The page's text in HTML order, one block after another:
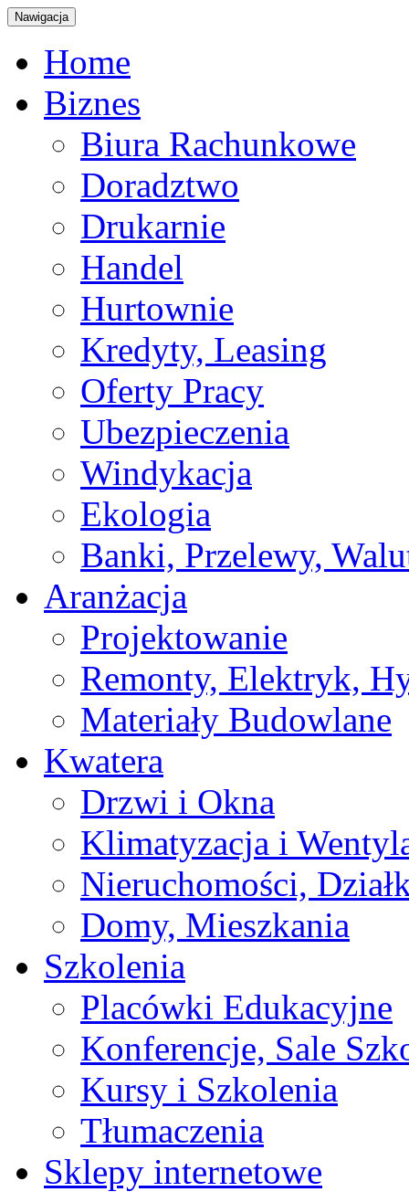
Nawigacja
Home
Biznes
Biura Rachunkowe
Doradztwo
Drukarnie
Handel
Hurtownie
Kredyty, Leasing
Oferty Pracy
Ubezpieczenia
Windykacja
Ekologia
Banki, Przelewy,
Aranżacja
Projektowanie
Remonty, Elektryk,
Materiały Budowlane
Kwatera
Drzwi i Okna
Klimatyzacja i
Nieruchomości,
Domy, Mieszkania
Szkolenia
Placówki Edukacyjne
Konferencje, Sale
Kursy i Szkolenia
Tłumaczenia
Sklepy internetowe